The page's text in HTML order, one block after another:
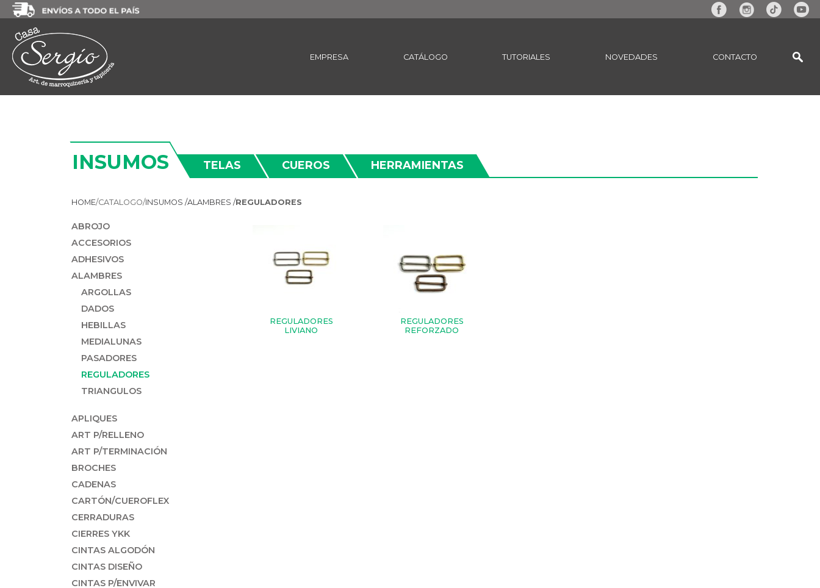
EMPRESA CATÁLOGO TUTORIALES NOVEDADES CONTACTO
INSUMOS TELAS CUEROS HERRAMIENTAS
REGULADORES
ALAMBRES /
INSUMOS /
CATALOGO/
/
HOME
ABROJO
ACCESORIOS
ADHESIVOS
ALAMBRES
ARGOLLAS
DADOS
HEBILLAS
MEDIALUNAS
PASADORES
REGULADORES
TRIANGULOS
APLIQUES
ART P/RELLENO
ART P/TERMINACIÓN
BROCHES
CADENAS
CARTÓN/CUEROFLEX
CERRADURAS
CIERRES YKK
CINTAS ALGODÓN
CINTAS DISEÑO
CINTAS P/ENVIVAR
REGULADORES
LIVIANO
REGULADORES
REFORZADO